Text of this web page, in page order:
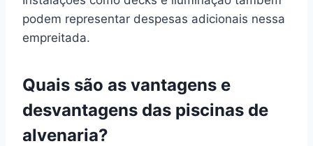
podem representar despesas adicionais nessa
empreitada.
Quais são as vantagens e
desvantagens das piscinas de
alvenaria?